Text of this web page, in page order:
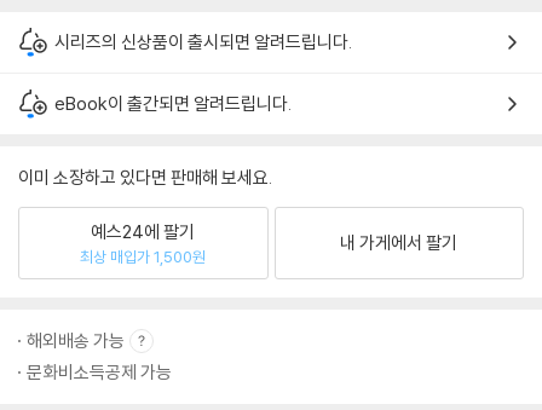
시리즈의 신상품이 출시되면 알려드립니다.
eBook이 출간되면 알려드립니다.
이미 소장하고 있다면 판매해 보세요.
예스24에 팔기
최상 매입가 1,500원
내 가게에서 팔기
해외배송 가능
문화비소득공제 가능